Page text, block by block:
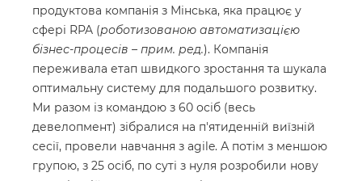
продуктова компанія з Мінська, яка працює у
сфері RPA (роботизованою автоматизацією
бізнес-процесів – прим. ред.). Компанія
переживала етап швидкого зростання та шукала
оптимальну систему для подальшого розвитку.
Ми разом із командою з 60 осіб (весь
девелопмент) зібралися на п'ятиденній виїзній
сесії, провели навчання з agile. А потім з меншою
групою, з 25 осіб, по суті з нуля розробили нову